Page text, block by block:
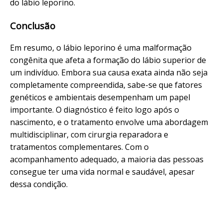
do lábio leporino.
Conclusão
Em resumo, o lábio leporino é uma malformação
congênita que afeta a formação do lábio superior de
um indivíduo. Embora sua causa exata ainda não seja
completamente compreendida, sabe-se que fatores
genéticos e ambientais desempenham um papel
importante. O diagnóstico é feito logo após o
nascimento, e o tratamento envolve uma abordagem
multidisciplinar, com cirurgia reparadora e
tratamentos complementares. Com o
acompanhamento adequado, a maioria das pessoas
consegue ter uma vida normal e saudável, apesar
dessa condição.